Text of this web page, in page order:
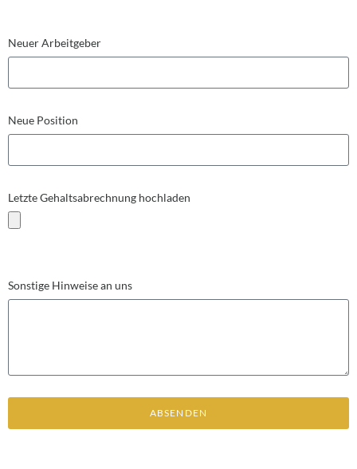
Neuer Arbeitgeber
Neue Position
Letzte Gehaltsabrechnung hochladen
Sonstige Hinweise an uns
ABSENDEN